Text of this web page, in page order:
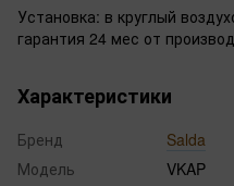
Установка: в круглый
гарантия 24 мес от
Характеристики
Бренд
Salda
Модель
VKAP